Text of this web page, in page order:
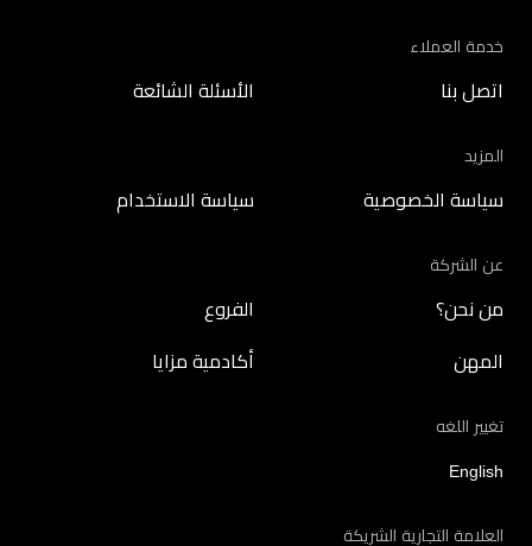
خدمة العملاء
اتصل بنا الأسئلة الشائعة
المزيد
سياسة الخصوصية سياسة الاستخدام
عن الشركة
من نحن؟ الفروع
المهن أكادمية مزايا
تغيير اللغه
English
العلامة التجارية الشريكة